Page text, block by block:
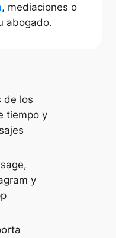
, mediaciones o
abogado.
de los
tiempo y
y